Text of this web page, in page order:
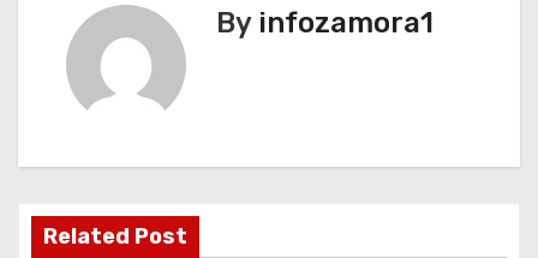
ó
n
By infozamora1
Related Post